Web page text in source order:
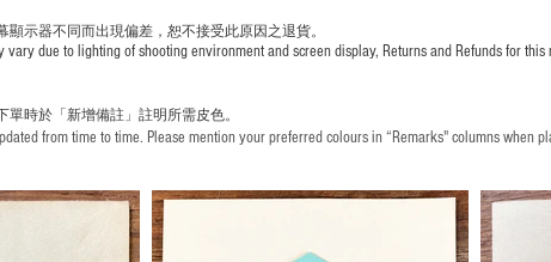
顯示器不同而出現偏差，恕不接受此原因之退貨。
vary due to lighting of shooting environment and screen display, Returns and Refunds for this
單時於「新增備註」註明 所需皮色。
from time to time. Please mention your preferred colours in “Remarks" columns when